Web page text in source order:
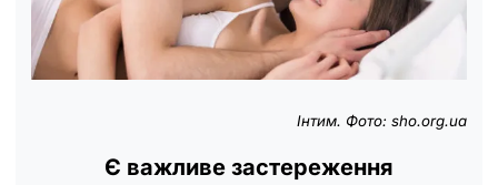
Інтим. Фото: sho.org.ua
Є важливе застереження